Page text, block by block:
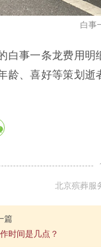
白事
白事一条龙费用
龄、喜好等策划
北京殡葬服
篇
时间是几点？